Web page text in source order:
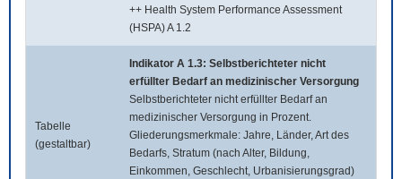
++ Health System Performance Assessment
(HSPA) A 1.2
Tabelle
(gestaltbar)
Indikator A 1.3: Selbstberichteter nicht
erfüllter Bedarf an medizinischer Versorgung
Selbstberichteter nicht erfüllter Bedarf an
medizinischer Versorgung in Prozent.
Gliederungsmerkmale: Jahre, Länder, Art des
Bedarfs, Stratum (nach Alter, Bildung,
Einkommen, Geschlecht, Urbanisierungsgrad)